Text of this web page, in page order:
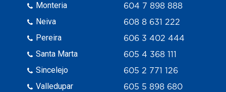
Monteria
Neiva
Pereira
Santa Marta
Sincelejo
Valledupar
604 7 898 888
608 8 631 222
606 3 402 444
605 4 368 111
605 2 771 126
605 5 898 680